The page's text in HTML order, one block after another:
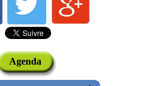
Agenda